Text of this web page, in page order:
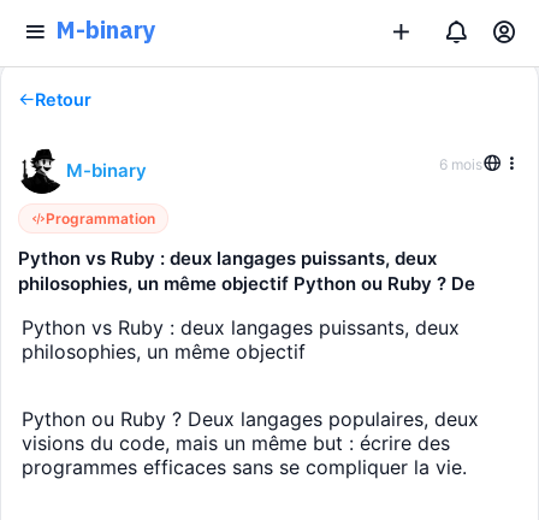
M-binary
Retour
M-binary 6 mois
Programmation
Python vs Ruby : deux langages puissants, deux
philosophies, un même objectif Python ou Ruby ? De
Python vs Ruby : deux langages puissants, deux
philosophies, un même objectif
Python ou Ruby ? Deux langages populaires, deux
visions du code, mais un même but : écrire des
programmes efficaces sans se compliquer la vie.